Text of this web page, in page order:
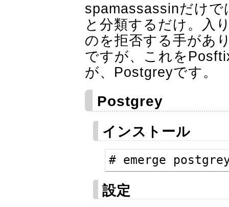
spamassassinだけで
と分類するだけ。入
のを拒否する手があ
ですが、これを
が、Postgreyです。
Postgrey
インストール
# emerge
設定